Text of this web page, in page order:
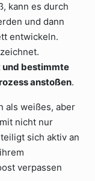
kann es durch
und dann
entwickeln.
und bestimmte
anstoßen.
als weißes, aber
nicht nur
sich aktiv an
verpassen